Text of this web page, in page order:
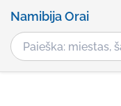
Namibija Orai